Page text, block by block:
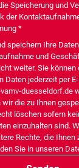
Speicherung und
der
*
speichern Ihre
und
weiter. Sie können
Daten jederzeit per
duesseldorf.de
die zu Ihnen
löschen sofern
einzuhalten sind.
Rechte, die Ihnen
Sie in unseren